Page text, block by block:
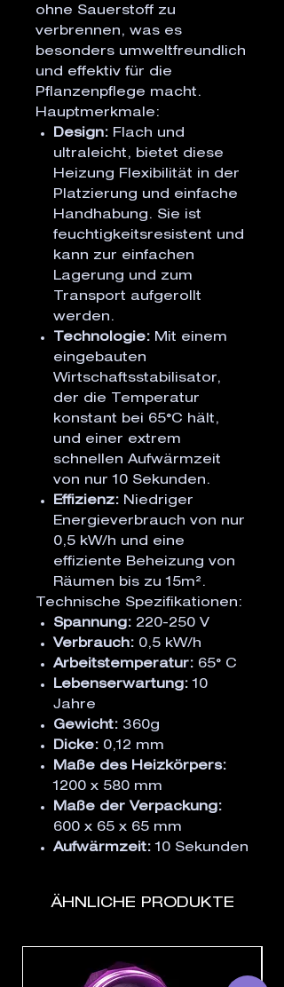
ohne Sauerstoff zu
verbrennen, was es
besonders umweltfreundlich
und effektiv für die
Pflanzenpflege macht.
Hauptmerkmale:
Design: Flach und
ultraleicht, bietet diese
Heizung Flexibilität in der
Platzierung und einfache
Handhabung. Sie ist
feuchtigkeitsresistent und
kann zur einfachen
Lagerung und zum
Transport aufgerollt
werden.
Technologie: Mit einem
eingebauten
Wirtschaftsstabilisator,
der die Temperatur
konstant bei 65°C hält,
und einer extrem
schnellen Aufwärmzeit
von nur 10 Sekunden.
Effizienz: Niedriger
Energieverbrauch von nur
0,5 kW/h und eine
effiziente Beheizung von
Räumen bis zu 15m².
Technische Spezifikationen:
Spannung: 220-250 V
Verbrauch: 0,5 kW/h
Arbeitstemperatur: 65° C
Lebenserwartung: 10
Jahre
Gewicht: 360g
Dicke: 0,12 mm
Maße des Heizkörpers:
1200 x 580 mm
Maße der Verpackung:
600 x 65 x 65 mm
Aufwärmzeit: 10 Sekunden
ÄHNLICHE PRODUKTE